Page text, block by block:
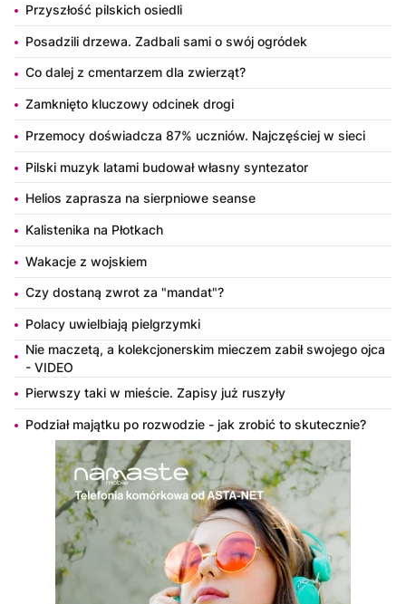
Przyszłość pilskich osiedli
Posadzili drzewa. Zadbali sami o swój ogródek
Co dalej z cmentarzem dla zwierząt?
Zamknięto kluczowy odcinek drogi
Przemocy doświadcza 87% uczniów. Najczęściej w sieci
Pilski muzyk latami budował własny syntezator
Helios zaprasza na sierpniowe seanse
Kalistenika na Płotkach
Wakacje z wojskiem
Czy dostaną zwrot za "mandat"?
Polacy uwielbiają pielgrzymki
Nie maczetą, a kolekcjonerskim mieczem zabił swojego ojca
- VIDEO
Pierwszy taki w mieście. Zapisy już ruszyły
Podział majątku po rozwodzie - jak zrobić to skutecznie?